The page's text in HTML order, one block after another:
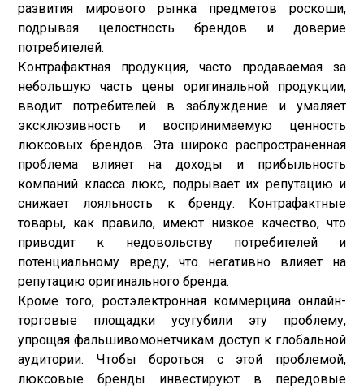
развития мирового рынка предметов роскоши,
подрывая целостность брендов и доверие
потребителей.
Контрафактная продукция, часто продаваемая за
небольшую часть цены оригинальной продукции,
вводит потребителей в заблуждение и умаляет
эксклюзивность и воспринимаемую ценность
люксовых брендов. Эта широко распространенная
проблема влияет на доходы и прибыльность
компаний класса люкс, подрывает их репутацию и
снижает лояльность к бренду. Контрафактные
товары, как правило, имеют низкое качество, что
приводит к недовольству потребителей и
потенциальному вреду, что негативно влияет на
репутацию оригинального бренда.
Кроме того, ростэлектронная коммерцияа онлайн-
торговые площадки усугубили эту проблему,
упрощая фальшивомонетчикам доступ к глобальной
аудитории. Чтобы бороться с этой проблемой,
люксовые бренды инвестируют в передовые